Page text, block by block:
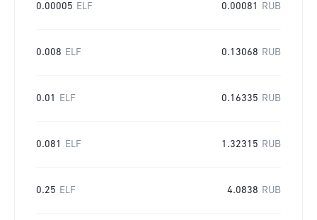
0.00005 ELF 0.00081 RUB
0.008 ELF 0.13068 RUB
0.01 ELF 0.16335 RUB
0.081 ELF 1.32315 RUB
0.25 ELF 4.0838 RUB